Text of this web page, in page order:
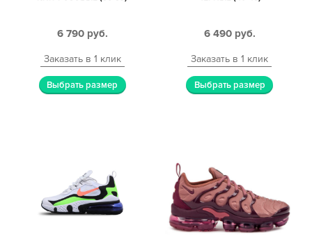
6 790 руб.
Заказать в 1 клик
Выбрать размер
6 490 руб.
Заказать в 1 клик
Выбрать размер